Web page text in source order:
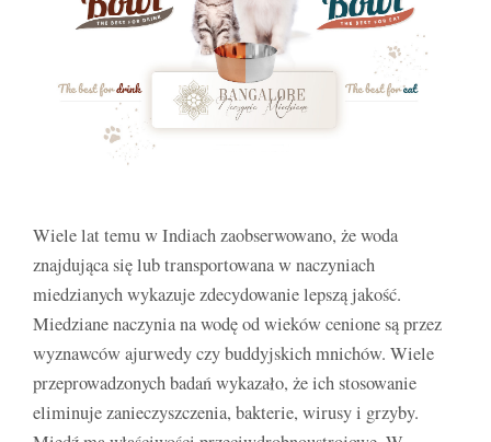
Wiele lat temu w Indiach zaobserwowano, że woda
znajdująca się lub transportowana w naczyniach
miedzianych wykazuje zdecydowanie lepszą jakość.
Miedziane naczynia na wodę od wieków cenione są przez
wyznawców ajurwedy czy buddyjskich mnichów. Wiele
przeprowadzonych badań wykazało, że ich stosowanie
eliminuje zanieczyszczenia, bakterie, wirusy i grzyby.